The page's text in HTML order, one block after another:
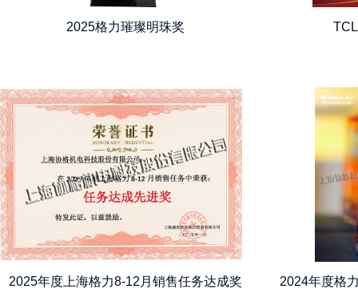
2025格力璀璨明珠奖
2025年度上海格力8-12月销售任务达成奖 2024年度格